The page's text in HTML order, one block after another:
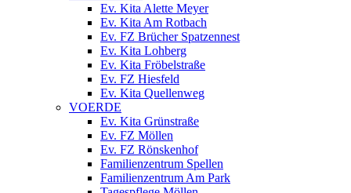
Ev. Kita Alette Meyer
Ev. Kita Am Rotbach
Ev. FZ Brücher Spatzennest
Ev. Kita Lohberg
Ev. Kita Fröbelstraße
Ev. FZ Hiesfeld
Ev. Kita Quellenweg
VOERDE
Ev. Kita Grünstraße
Ev. FZ Möllen
Ev. FZ Rönskenhof
Familienzentrum Spellen
Familienzentrum Am Park